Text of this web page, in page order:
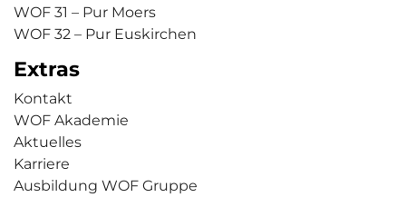
WOF 31 – Pur Moers
WOF 32 – Pur Euskirchen
Extras
Kontakt
WOF Akademie
Aktuelles
Karriere
Ausbildung WOF Gruppe